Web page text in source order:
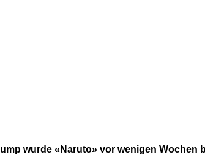
wurde «Naruto» vor wenigen